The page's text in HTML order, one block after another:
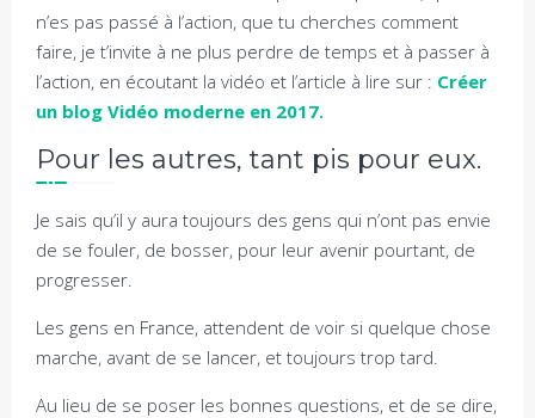
n’es pas passé à l’action, que tu cherches comment
faire, je t’invite à ne plus perdre de temps et à passer à
l’action, en écoutant la vidéo et l’article à lire sur : Créer
un blog Vidéo moderne en 2017.
Pour les autres, tant pis pour eux.
Je sais qu’il y aura toujours des gens qui n’ont pas envie
de se fouler, de bosser, pour leur avenir pourtant, de
progresser.
Les gens en France, attendent de voir si quelque chose
marche, avant de se lancer, et toujours trop tard.
Au lieu de se poser les bonnes questions, et de se dire,